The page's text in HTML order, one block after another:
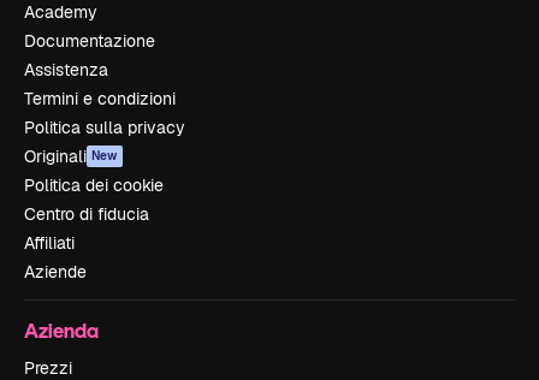
Academy
Documentazione
Assistenza
Termini e condizioni
Politica sulla privacy
Originali New
Politica dei cookie
Centro di fiducia
Affiliati
Aziende
Azienda
Prezzi